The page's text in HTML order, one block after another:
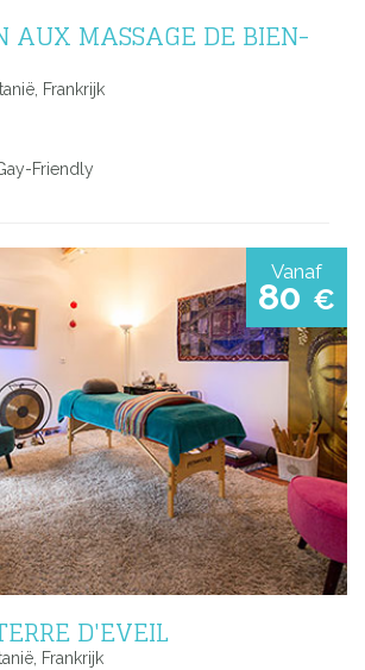
AUX MASSAGE DE BIEN-
Frankrijk
Friendly
Vanaf
80 €
D'EVEIL
Frankrijk